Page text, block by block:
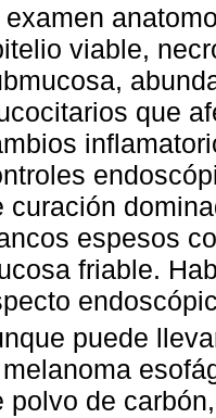
examen
viable,
que
curación
espesos
friable.
puede
polvo de